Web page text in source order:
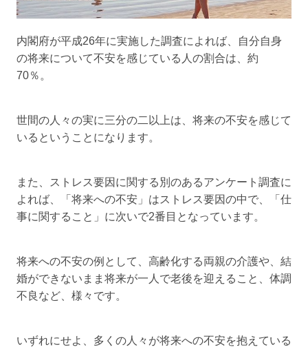
内閣府が平成26年に実施した調査によれば、自分自身
の将来について不安を感じている人の割合は、約
70％。
世間の人々の実に三分の二以上は、将来の不安を感じて
いるということになります。
また、ストレス要因に関する別のあるアンケート調査に
よれば、「将来への不安」はストレス要因の中で、「仕
事に関すること」に次いで2番目となっています。
将来への不安の例として、高齢化する両親の介護や、結
婚ができないまま将来が一人で老後を迎えること、体調
不良など、様々です。
いずれにせよ、多くの人々が将来への不安を抱えている